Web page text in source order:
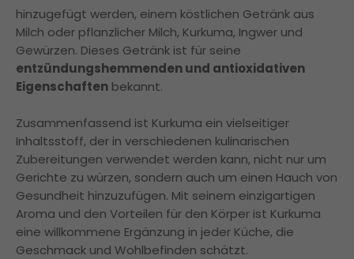
hinzugefügt werden, einem köstlichen Getränk aus
Milch oder pflanzlicher Milch, Kurkuma, Ingwer und
Gewürzen. Dieses Getränk ist für seine
entzündungshemmenden und antioxidativen
Eigenschaften bekannt.
Zusammenfassend ist Kurkuma ein vielseitiger
Inhaltsstoff, der in verschiedenen kulinarischen
Zubereitungen verwendet werden kann, nicht nur um
Gerichte zu würzen, sondern auch um einen Hauch von
Gesundheit hinzuzufügen. Mit seinem einzigartigen
Aroma und den Vorteilen für den Körper ist Kurkuma
eine willkommene Ergänzung in jeder Küche, die
Geschmack und Wohlbefinden schätzt.